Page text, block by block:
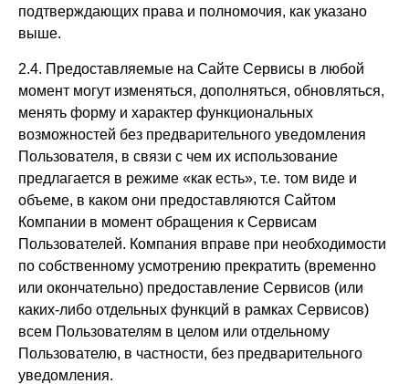
подтверждающих права и полномочия, как указано
выше.
2.4. Предоставляемые на Сайте Сервисы в любой
момент могут изменяться, дополняться, обновляться,
менять форму и характер функциональных
возможностей без предварительного уведомления
Пользователя, в связи с чем их использование
предлагается в режиме «как есть», т.е. том виде и
объеме, в каком они предоставляются Сайтом
Компании в момент обращения к Сервисам
Пользователей. Компания вправе при необходимости
по собственному усмотрению прекратить (временно
или окончательно) предоставление Сервисов (или
каких-либо отдельных функций в рамках Сервисов)
всем Пользователям в целом или отдельному
Пользователю, в частности, без предварительного
уведомления.